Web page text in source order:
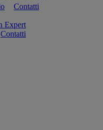
Contatti
Expert
Contatti